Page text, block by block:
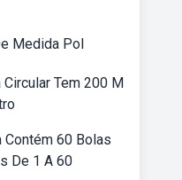
Medida Pol
Tem 200 M
Contém 60 Bolas
De 1 A 60